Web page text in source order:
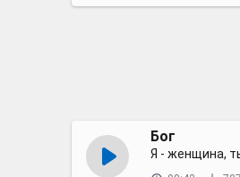
Бог
Я - женщина,